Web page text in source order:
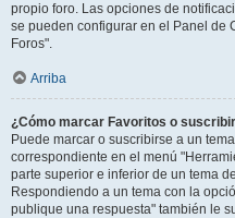
propio foro. Las opciones de
se pueden configurar en el Panel de
Foros".
Arriba
¿Cómo marcar Favoritos o
Puede marcar o suscribirse a un
correspondiente en el menú
parte superior e inferior de un tema
Respondiendo a un tema con la
publique una respuesta" también le